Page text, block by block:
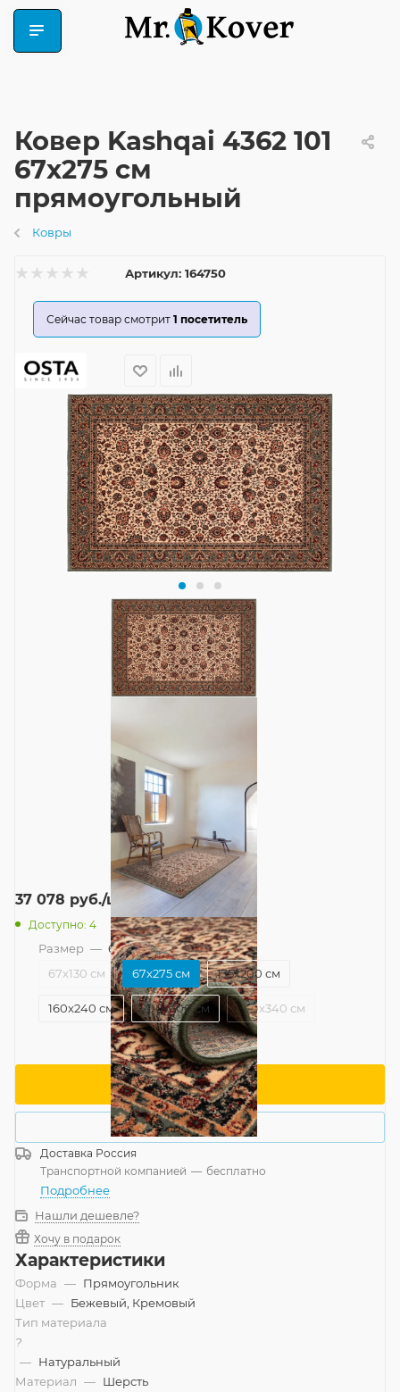
Ковер Kashqai 4362 101
67x275 см
прямоугольный
Ковры
Артикул: 164750
Сейчас товар смотрит 1 посетитель
37 078 руб./шт
Доступно: 4
Размер — 67x275 см
67x130 см
67x275 см 135x200 см
160x240 см 200x300 см 240x340 см
В корзину
Купить в 1 клик
Доставка Россия
Транспортной компанией — бесплатно
Подробнее
Нашли дешевле?
Хочу в подарок
Характеристики
Форма — Прямоугольник
Цвет — Бежевый, Кремовый
Тип материала
?
— Натуральный
Материал — Шерсть